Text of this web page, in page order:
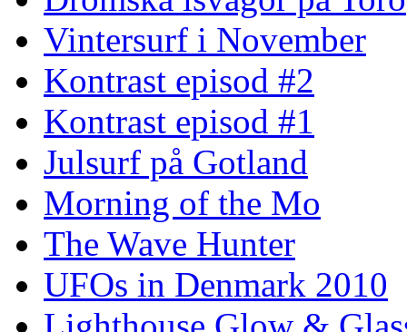
Vintersurf i November
Kontrast episod #2
Kontrast episod #1
Julsurf på Gotland
Morning of the Mo
The Wave Hunter
UFOs in Denmark 2010